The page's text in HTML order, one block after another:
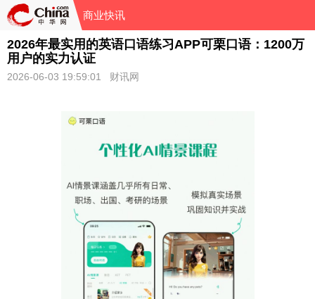
商业快讯
2026年最实用的英语口语练习APP可栗口语：1200万
用户的实力认证
2026-06-03 19:59:01 财讯网